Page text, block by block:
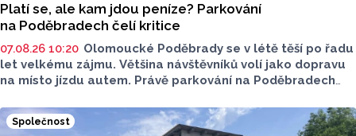
Platí se, ale kam jdou peníze? Parkování
na Poděbradech čelí kritice
07.08.26 10:20 Olomoucké Poděbrady se v létě těší po řadu
let velkému zájmu. Většina návštěvníků volí jako dopravu
na místo jízdu autem. Právě parkování na Poděbradech
Na konci června vznikla na Facebooku stránka s názvem
Poděbrady bez závor a nelegálního parkovného, která
Společnost